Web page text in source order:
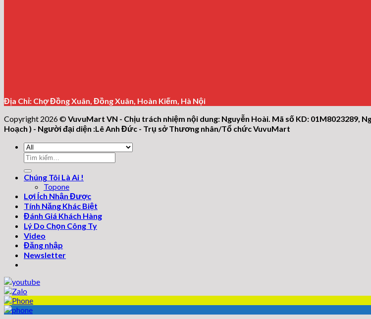
Địa Chỉ: Chợ Đồng Xuân, Đồng Xuân, Hoàn Kiếm, Hà Nội
Copyright 2026 © VuvuMart VN - Chịu trách nhiệm nội dung: Nguyễn Hoài. Mã số KD: 01M8023289,
Hoạch ) - Người đại diện :Lê Anh Đức - Trụ sở Thương nhân/Tổ chức VuvuMart
Tìm
kiếm:
Chúng Tôi Là Ai !
Topone
Lợi Ích Nhận Được
Tính Năng Khác Biệt
Đánh Giá Khách Hàng
Lý Do Chọn Công Ty
Video
Đăng nhập
Newsletter